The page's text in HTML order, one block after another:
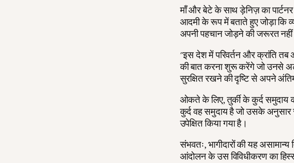
माँ और बेटे के साथ ड़ेनिज़ का
आदमी के रूप में बताते हुए जोड़ा कि
अपनी पहचान जोड़ने की जरूरत नहीं
"इस देश में परिवर्तन और क्रांति
की बात करना शुरू करेंगे जो उनसे
सुरक्षित रखने की दृष्टि से अपने
ओकते के लिए, तुर्की के कुर्द समुदाय
कुर्द वह समुदाय है जो उसके अनुसार
उपेक्षित किया गया है।
संभवतः, भागीदारों की यह
आंदोलन के उस विविधीकरण का